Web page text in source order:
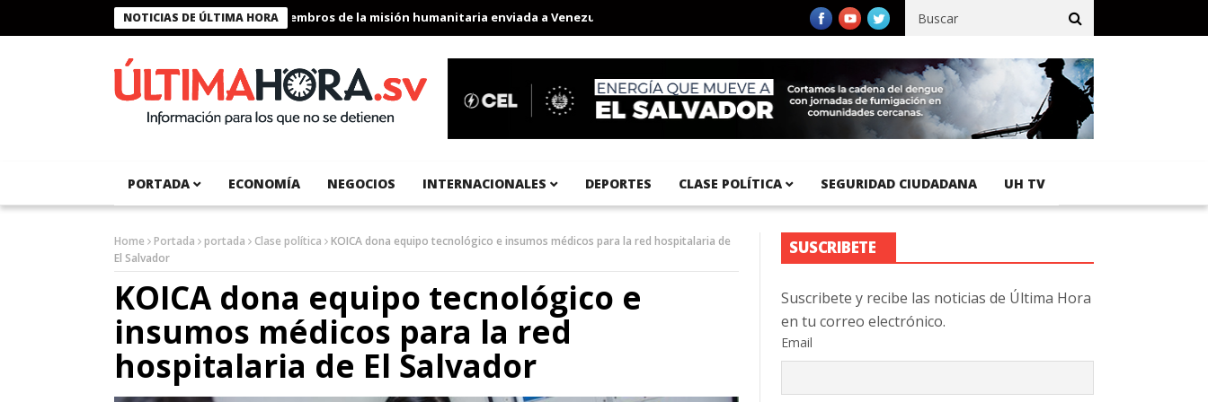
NOTICIAS DE ÚLTIMA HORA
Presidente Bukele condecora a miembros de la misión humanitaria enviada a Venezuela Aeropuerto Internacional del Pacífico registra 92 % de avance en obras de terracería
PORTADA ECONOMÍA NEGOCIOS INTERNACIONALES DEPORTES CLASE POLÍTICA SEGURIDAD CIUDADANA UH TV
Home Portada portada Clase política
KOICA dona equipo tecnológico e insumos médicos para la red hospitalaria de
El Salvador
KOICA dona equipo tecnológico e
insumos médicos para la red
hospitalaria de El Salvador
SUSCRIBETE
Suscribete y recibe las noticias de Última Hora
en tu correo electrónico.
Email